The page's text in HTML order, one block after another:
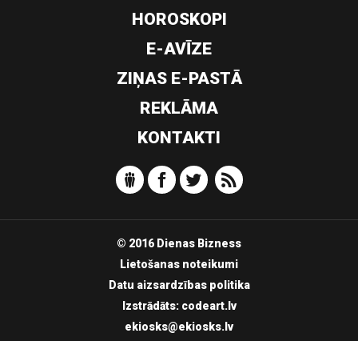
HOROSKOPI
E-AVĪZE
ZIŅAS E-PASTĀ
REKLĀMA
KONTAKTI
© 2016 Dienas Bizness
Lietošanas noteikumi
Datu aizsardzības politika
Izstrādāts: codeart.lv
ekiosks@ekiosks.lv